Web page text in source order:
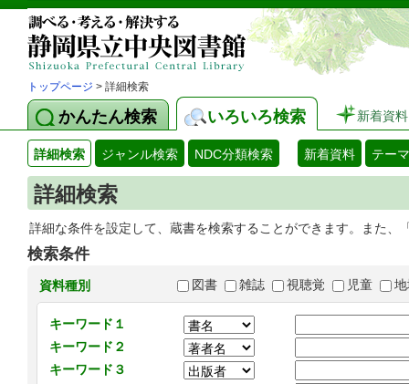
トップページ > 詳細検索
かんたん検索 いろいろ検索 新着資料
詳細検索 ジャンル検索 NDC分類検索 新着資料 テー
詳細検索
詳細な条件を設定して、蔵書を検索することができます。また
検索条件
資料種別 図書 雑誌 視聴覚 児童
キーワード１
キーワード２
キーワード３